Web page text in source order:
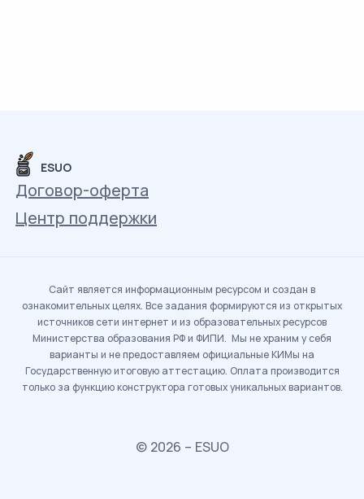
ESUO
Договор-оферта
Центр поддержки
Сайт является информационным ресурсом и создан в
ознакомительных целях. Все задания формируются из открытых
источников сети интернет и из образовательных ресурсов
Министерства образования РФ и ФИПИ. Мы не храним у себя
варианты и не предоставляем официальные КИМы на
Государственную итоговую аттестацию. Оплата производится
только за функцию конструктора готовых уникальных вариантов.
© 2026 – ESUO